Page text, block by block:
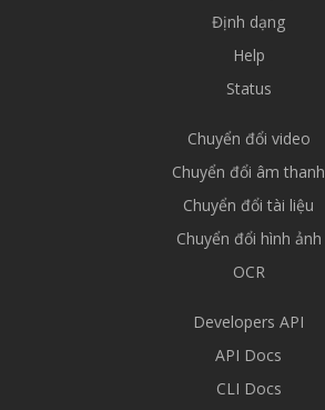
Định dạng
Help
Status
Chuyển đổi video
Chuyển đổi âm thanh
Chuyển đổi tài liệu
Chuyển đổi hình ảnh
OCR
Developers API
API Docs
CLI Docs